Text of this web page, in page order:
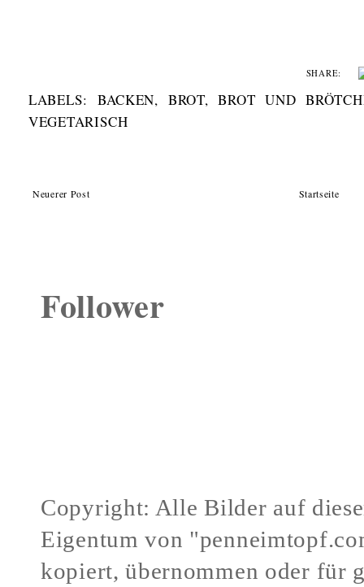
SHARE:
LABELS: BACKEN, BROT,BROT UND
VEGETARISCH
Neuerer Post Startseite
Follower
Copyright: Alle Bilder auf
Eigentum von
kopiert, übernommen oder für